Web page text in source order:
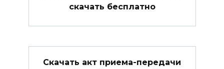
скачать бесплатно
Скачать акт приема-передачи